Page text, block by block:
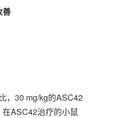
善
，30 mg/kg的ASC42
ASC42治疗的小鼠